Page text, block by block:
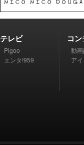
テレビ
Pigoo
エンタ!959
コ
動
ア